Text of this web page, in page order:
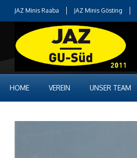
JAZ Minis Raaba JAZ Minis Gösting
HOME VEREIN UNSER TEAM